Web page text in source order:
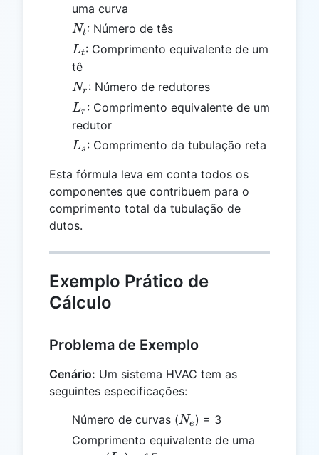
uma curva
N_t
Nt: Número de tês
L_t
Lt: Comprimento equivalente de um
tê
N_r
Nr : Número de redutores
L_r
Lr : Comprimento equivalente de um
redutor
L_s
Ls : Comprimento da tubulação reta
Esta fórmula leva em conta todos os
componentes que contribuem para o
comprimento total da tubulação de
dutos.
Exemplo Prático de
Cálculo
Problema de Exemplo
Cenário: Um sistema HVAC tem as
seguintes especificações:
Número de curvas (N_e
Ne ) = 3
Comprimento equivalente de uma